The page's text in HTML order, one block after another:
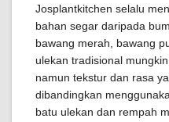
Josplantkitchen selalu
bahan segar daripada
bawang merah, bawang
ulekan tradisional
namun tekstur dan rasa
dibandingkan
batu ulekan dan rempah